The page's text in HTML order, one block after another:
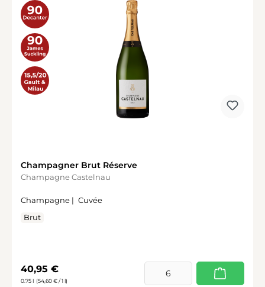
Champagner Brut Réserve
Champagne Castelnau
Champagne | Cuvée
Brut
Regulärer Preis:
40,95 €
0.75 l (54,60 € / 1 l)